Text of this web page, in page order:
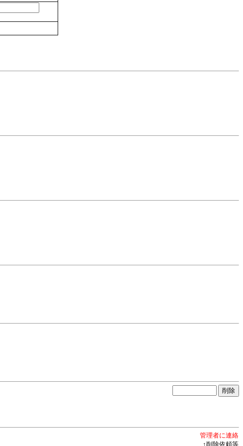
管理者に連絡
↑削除依頼等